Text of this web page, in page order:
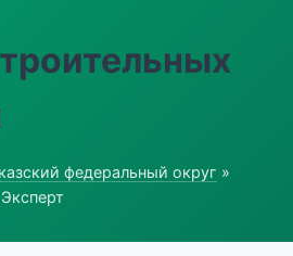
федеральный округ »